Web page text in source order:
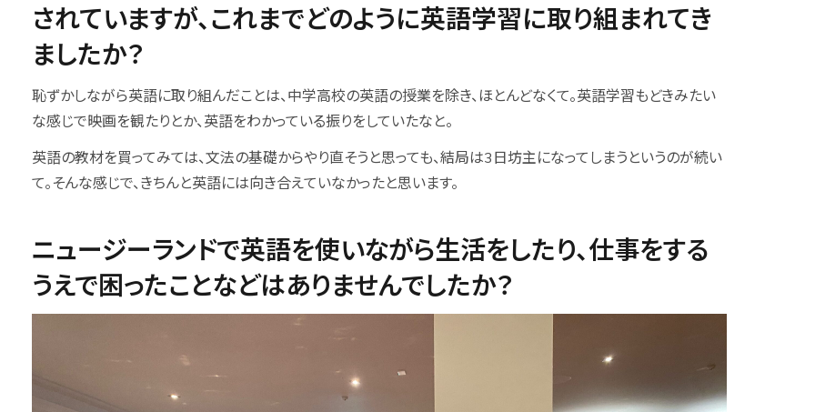
されていますが、これまでどのように英語学習に取り組まれてき
ましたか？
恥ずかしながら英語に取り組んだことは、中学高校の英語の授業を除き、ほとんどなくて。英語学習もどきみたい
な感じで映画を観たりとか、英語をわかっている振りをしていたなと。
英語の教材を買ってみては、文法の基礎からやり直そうと思っても、結局は3日坊主になってしまうというのが続い
て。そんな感じで、きちんと英語には向き合えていなかったと思います。
ニュージーランドで英語を使いながら生活をしたり、仕事をする
うえで困ったことなどはありませんでしたか？